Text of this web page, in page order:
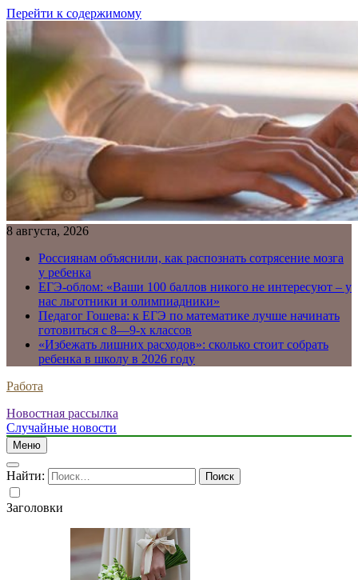
Перейти к содержимому
8 августа, 2026
Россиянам объяснили, как распознать сотрясение мозга
у ребенка
ЕГЭ-облом: «Ваши 100 баллов никого не интересуют – у
нас льготники и олимпиадники»
Педагог Гошева: к ЕГЭ по математике лучше начинать
готовиться с 8—9-х классов
«Избежать лишних расходов»: сколько стоит собрать
ребенка в школу в 2026 году
Работа
Новостная рассылка
Случайные новости
Меню
Найти:
Заголовки